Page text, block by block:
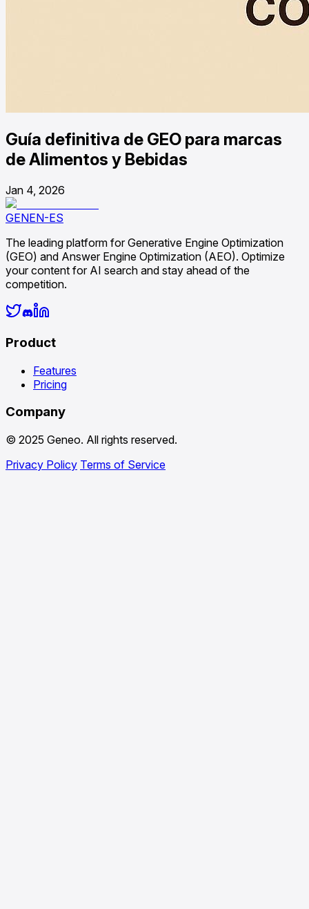
Guía definitiva de GEO para marcas
de Alimentos y Bebidas
Jan 4, 2026
GENEN-ES
The leading platform for Generative Engine Optimization
(GEO) and Answer Engine Optimization (AEO). Optimize
your content for AI search and stay ahead of the
competition.
Product
Features
Pricing
Company
© 2025 Geneo. All rights reserved.
Privacy Policy Terms of Service